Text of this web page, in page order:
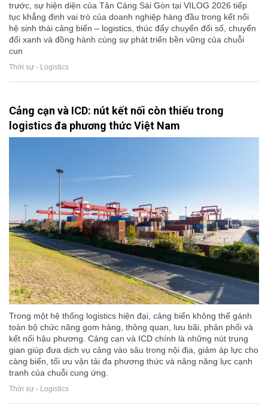
trước, sự hiện diện của Tân Cảng Sài Gòn tại VILOG 2026 tiếp
tục khẳng định vai trò của doanh nghiệp hàng đầu trong kết nối
hệ sinh thái cảng biển – logistics, thúc đẩy chuyển đổi số, chuyển
đổi xanh và đồng hành cùng sự phát triển bền vững của chuỗi
cun
Thời sự - Logistics
Cảng cạn và ICD: nút kết nối còn thiếu trong
logistics đa phương thức Việt Nam
Trong một hệ thống logistics hiện đại, cảng biển không thể gánh
toàn bộ chức năng gom hàng, thông quan, lưu bãi, phân phối và
kết nối hậu phương. Cảng cạn và ICD chính là những nút trung
gian giúp đưa dịch vụ cảng vào sâu trong nội địa, giảm áp lực cho
cảng biển, tối ưu vận tải đa phương thức và nâng năng lực cạnh
tranh của chuỗi cung ứng.
Thời sự - Logistics